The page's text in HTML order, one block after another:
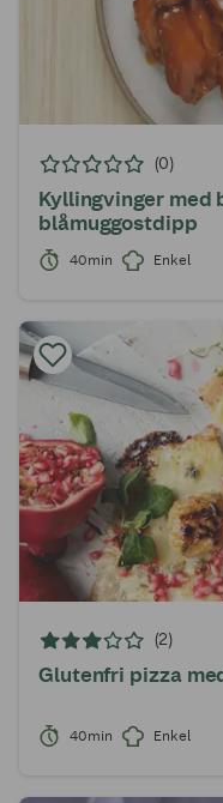
(0)
Kyllingvinger med
blåmuggostdipp
40min Enkel
(2)
Glutenfri pizza
40min Enkel